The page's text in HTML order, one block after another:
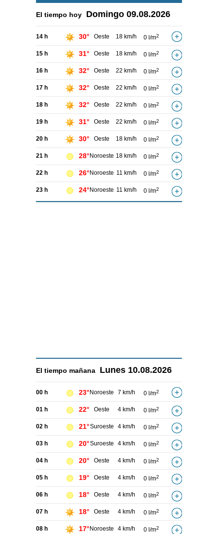
El tiempo hoy Domingo 09.08.2026
14 h 30° Oeste 18 km/h 0 l/m2
15 h 31° Oeste 18 km/h 0 l/m2
16 h 32° Oeste 22 km/h 0 l/m2
17 h 32° Oeste 22 km/h 0 l/m2
18 h 32° Oeste 22 km/h 0 l/m2
19 h 31° Oeste 22 km/h 0 l/m2
20 h 30° Oeste 18 km/h 0 l/m2
21 h 28° Noroeste 18 km/h 0 l/m2
22 h 26° Noroeste 11 km/h 0 l/m2
23 h 24° Noroeste 11 km/h 0 l/m2
El tiempo mañana Lunes 10.08.2026
00 h 23° Noroeste 7 km/h 0 l/m2
01 h 22° Oeste 4 km/h 0 l/m2
02 h 21°Suroeste 4 km/h 0 l/m2
03 h 20°Suroeste 4 km/h 0 l/m2
04 h 20° Oeste 4 km/h 0 l/m2
05 h 19° Oeste 4 km/h 0 l/m2
06 h 18° Oeste 4 km/h 0 l/m2
07 h 18° Oeste 4 km/h 0 l/m2
08 h 17° Noroeste 4 km/h 0 l/m2